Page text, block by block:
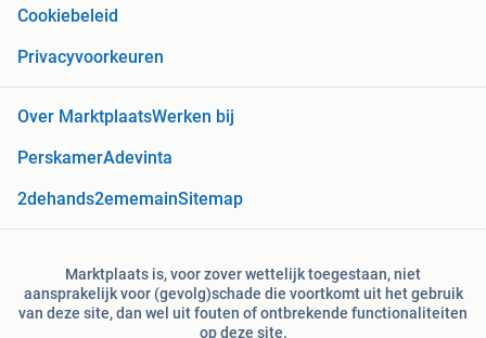
Cookiebeleid
Privacyvoorkeuren
Over MarktplaatsWerken bij
PerskamerAdevinta
2dehands2ememainSitemap
Marktplaats is, voor zover wettelijk toegestaan, niet
aansprakelijk voor (gevolg)schade die voortkomt uit het gebruik
van deze site, dan wel uit fouten of ontbrekende functionaliteiten
op deze site.